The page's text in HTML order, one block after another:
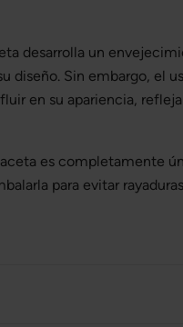
desarrolla un
diseño. Sin embargo, el
en su apariencia,
es completamente
para evitar